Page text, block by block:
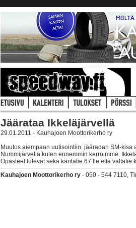
Jäärataa Ikkeläjärvellä
29.01.2011 - Kauhajoen Moottorikerho ry
Muutos aiempaan uutisointiin: jääradan SM-
Nummijärvellä kuten ennemmin kerroimme.
Opasteet tulevat sekä kantatie 67:lle että valtatie
Kauhajoen Moottorikerho ry - 050 - 544 7110,